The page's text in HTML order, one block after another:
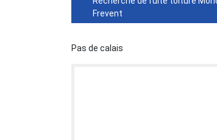
Frevent
Pas de calais